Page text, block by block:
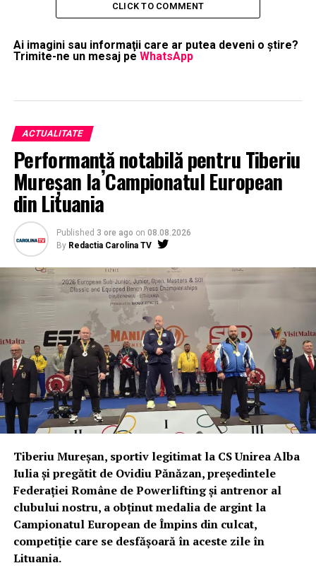
CLICK TO COMMENT
Ai imagini sau informaţii care ar putea deveni o ştire?
Trimite-ne un mesaj pe WhatsApp
ACTUALITATE
Performanță notabilă pentru Tiberiu
Mureșan la Campionatul European
din Lituania
Published 3 ore ago on 08.08.2026
By Redactia Carolina TV
Tiberiu Mureșan, sportiv legitimat la CS Unirea Alba
Iulia și pregătit de Ovidiu Pănăzan, președintele
Federației Române de Powerlifting și antrenor al
clubului nostru, a obținut medalia de argint la
Campionatul European de Împins din culcat,
competiție care se desfășoară în aceste zile în
Lituania.